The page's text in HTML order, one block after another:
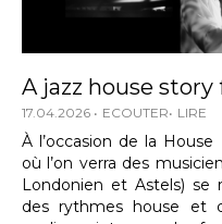
A jazz house story
17.04.2026 ECOUTER LIRE
À l’occasion de la
où l’on verra des
Londonien et Astels) se
des rythmes house et